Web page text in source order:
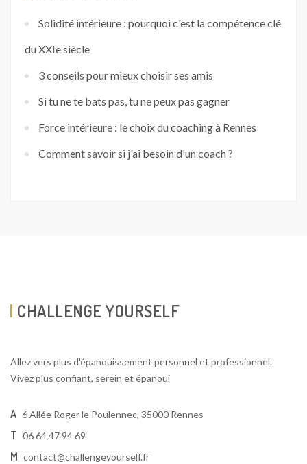
Solidité intérieure : pourquoi c'est la compétence clé
du XXIe siècle
3 conseils pour mieux choisir ses amis
Si tu ne te bats pas, tu ne peux pas gagner
Force intérieure : le choix du coaching à Rennes
Comment savoir si j'ai besoin d'un coach ?
CHALLENGE YOURSELF
Allez vers plus d'épanouissement personnel et professionnel.
Vivez plus confiant, serein et épanoui
A 6 Allée Roger le Poulennec, 35000 Rennes
T 06 64 47 94 69
M contact@challengeyourself.fr